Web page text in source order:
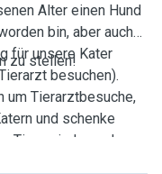
Alter einen Hund
bin, aber auch
für unsere Kater
besuchen).
um Tierarztbesuche,
und schenke
Tiere sind aus dem
zu stellen!